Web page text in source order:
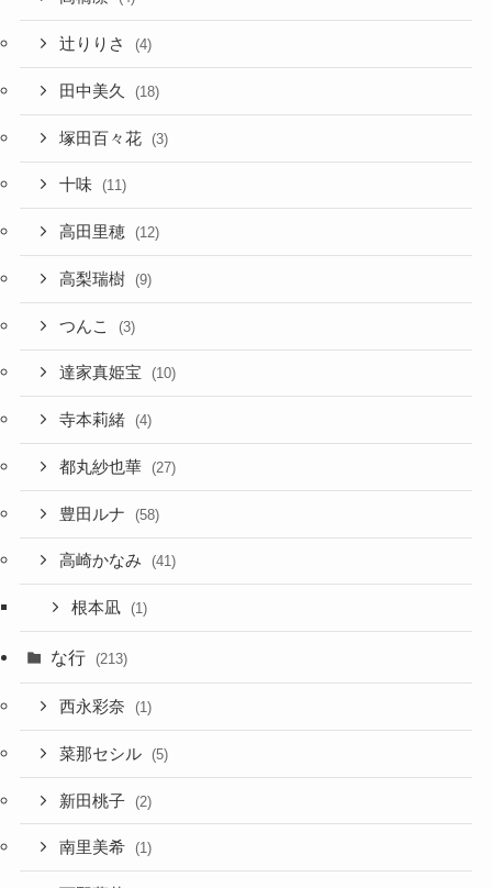
辻りりさ (4)
田中美久 (18)
塚田百々花 (3)
十味 (11)
高田里穂 (12)
高梨瑞樹 (9)
つんこ (3)
達家真姫宝 (10)
寺本莉緒 (4)
都丸紗也華 (27)
豊田ルナ (58)
高崎かなみ (41)
根本凪 (1)
な行 (213)
西永彩奈 (1)
菜那セシル (5)
新田桃子 (2)
南里美希 (1)